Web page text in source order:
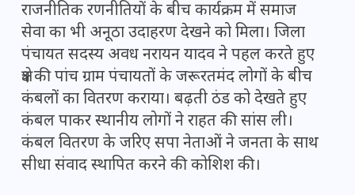
राजनीतिक रणनीतियों के बीच कार्यक्रम में समाज
सेवा का भी अनूठा उदाहरण देखने को मिला। जिला
पंचायत सदस्य अवध नरायन यादव ने पहल करते हुए
क्षेत्र की पांच ग्राम पंचायतों के जरूरतमंद लोगों के बीच
कंबलों का वितरण कराया। बढ़ती ठंड को देखते हुए
कंबल पाकर स्थानीय लोगों ने राहत की सांस ली।
कंबल वितरण के जरिए सपा नेताओं ने जनता के साथ
सीधा संवाद स्थापित करने की कोशिश की।